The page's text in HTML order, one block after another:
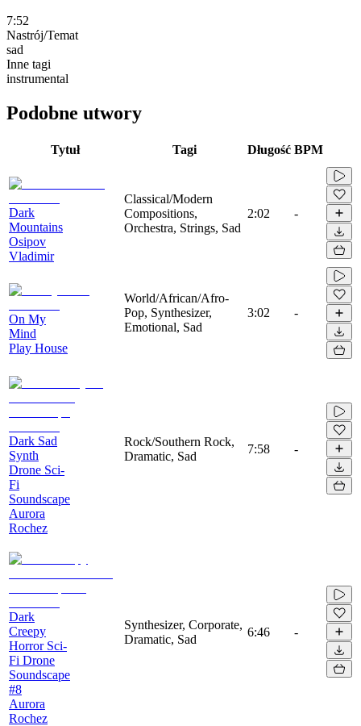
7:52
Nastrój/Temat
sad
Inne tagi
instrumental
Podobne utwory
Tytuł Tagi Długość BPM
Dark
Mountains
Osipov
Vladimir
Classical/Modern
Compositions,
Orchestra, Strings, Sad
2:02 -
On My
Mind
Play House
World/African/Afro-
Pop, Synthesizer,
Emotional, Sad
3:02 -
Dark Sad
Synth
Drone Sci-
Fi
Soundscape
Aurora
Rochez
Rock/Southern Rock,
Dramatic, Sad
7:58 -
Dark
Creepy
Horror Sci-
Fi Drone
Soundscape
#8
Aurora
Rochez
Synthesizer, Corporate,
Dramatic, Sad
6:46 -